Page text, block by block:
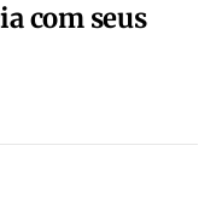
com seus